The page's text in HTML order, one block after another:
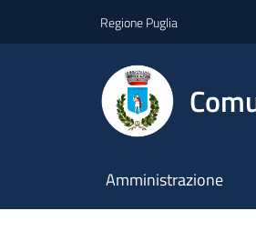
Regione Puglia
Amministrazione